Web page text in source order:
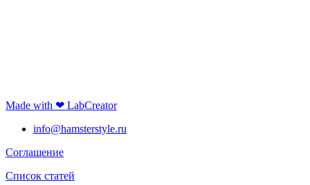
Made with ❤ LabCreator
info@hamsterstyle.ru
Соглашение
Список статей